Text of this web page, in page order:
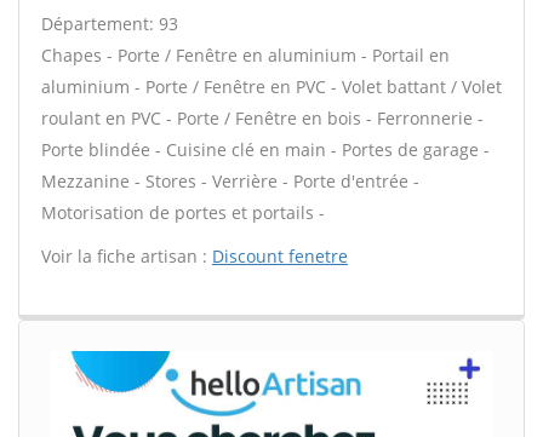
Département: 93
Chapes - Porte / Fenêtre en aluminium - Portail en
aluminium - Porte / Fenêtre en PVC - Volet battant / Volet
roulant en PVC - Porte / Fenêtre en bois - Ferronnerie -
Porte blindée - Cuisine clé en main - Portes de garage -
Mezzanine - Stores - Verrière - Porte d'entrée -
Motorisation de portes et portails -
Voir la fiche artisan : Discount fenetre